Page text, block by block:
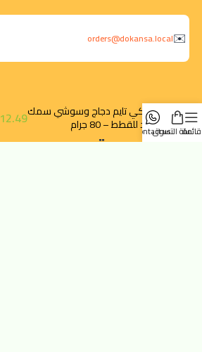
orders@dokansa.local
روابط سريعة
قائمةسلة التسوقcontact us
جيركي تايم دجاج وسوشي سمك
القد للقطط – 80 جرام 12.49